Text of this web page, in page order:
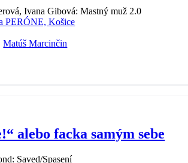
Ivana Gibová: Mastný muž 2.0
PERÓNE, Košice
Matúš Marcinčin
alebo facka samým sebe
Saved/Spasení